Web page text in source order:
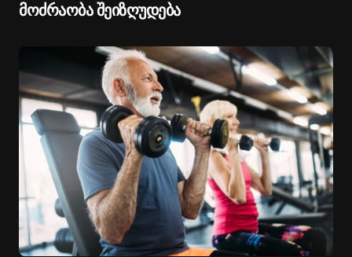
მოძრაობა შეიზღუდება